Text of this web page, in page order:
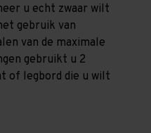
u echt zwaar wilt
gebruik van
van de maximale
gebruikt u 2
of legbord die u wilt